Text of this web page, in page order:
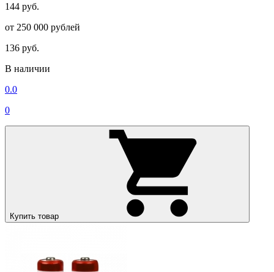
144 руб.
от 250 000 рублей
136 руб.
В наличии
0.0
0
Купить товар